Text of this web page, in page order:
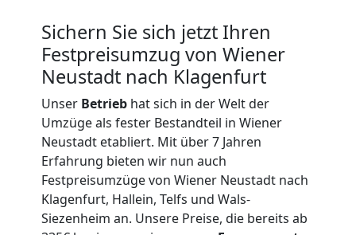
Sichern Sie sich jetzt Ihren
Festpreisumzug von Wiener
Neustadt nach Klagenfurt
Unser Betrieb hat sich in der Welt der
Umzüge als fester Bestandteil in Wiener
Neustadt etabliert. Mit über 7 Jahren
Erfahrung bieten wir nun auch
Festpreisumzüge von Wiener Neustadt nach
Klagenfurt, Hallein, Telfs und Wals-
Siezenheim an. Unsere Preise, die bereits ab
Neustadt
Möbeltransport
Wiener
Neustadt
Beiladung